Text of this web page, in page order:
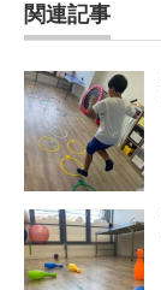
関連記事